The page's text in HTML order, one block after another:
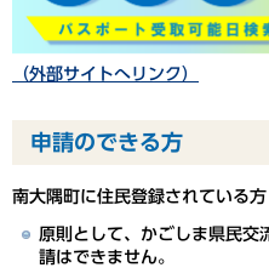
（外部サイトへリンク）
申請のできる方
南大隅町に住民登録されている方
原則として、かごしま県民交
請はできません。